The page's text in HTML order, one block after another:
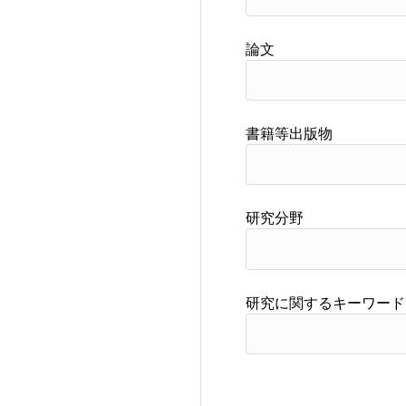
論文
書籍等出版物
研究分野
研究に関するキーワード